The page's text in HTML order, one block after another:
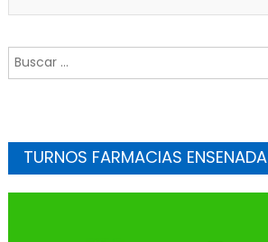
Buscar:
TURNOS FARMACIAS ENSENADA